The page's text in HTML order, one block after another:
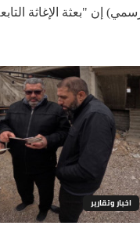
إن "بعثة الإغاثة
اخبار وتقارير